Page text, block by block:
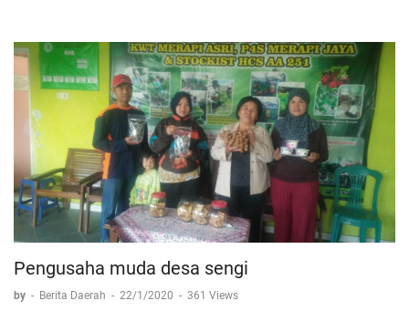
Pengusaha muda desa sengi
by - Berita Daerah - 22/1/2020 - 361 Views